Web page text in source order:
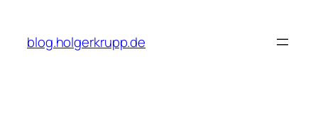
content
blog.holgerkrupp.de